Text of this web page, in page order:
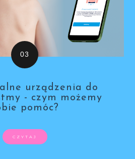
urządzenia do
- czym możemy
pomóc?
CZYTAJ